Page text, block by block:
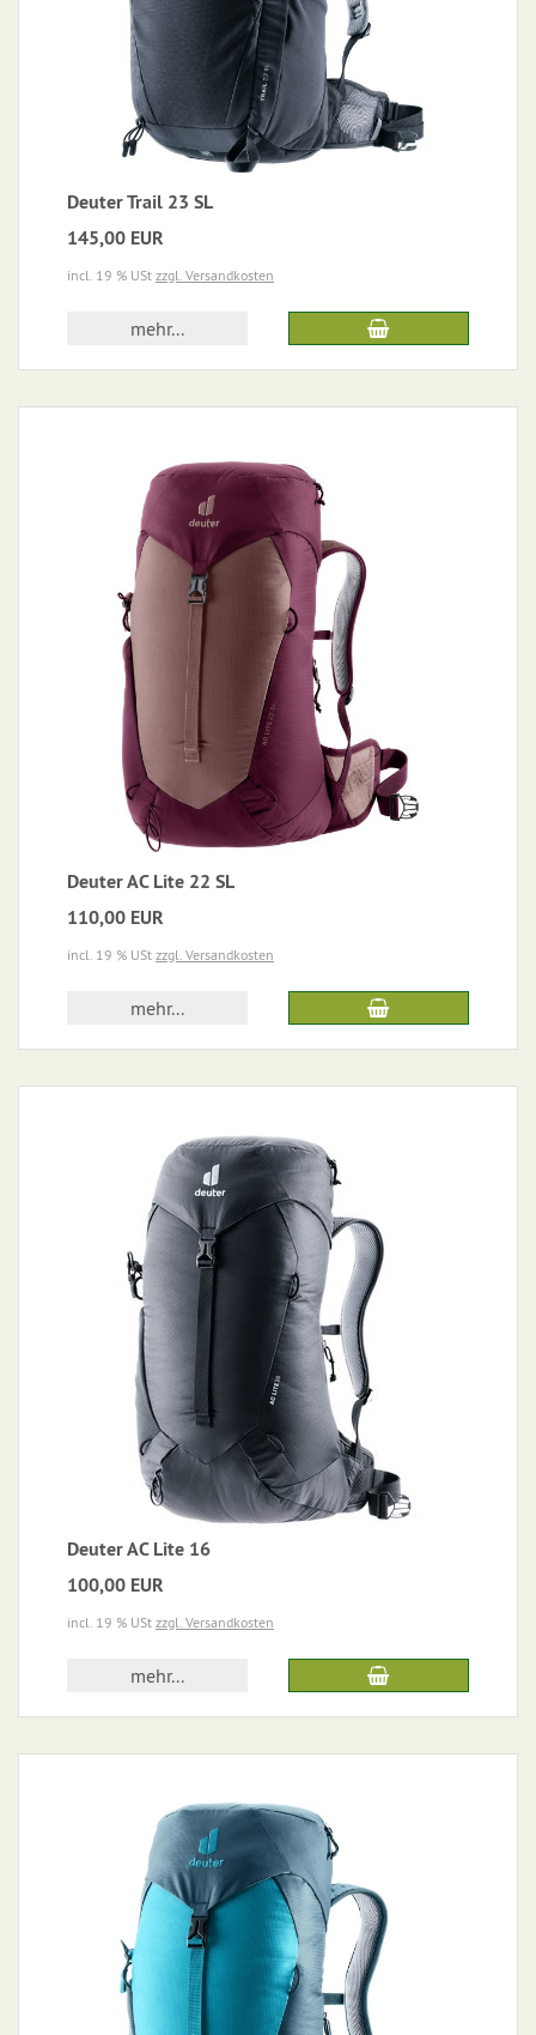
Deuter Trail 23 SL
145,00 EUR
incl. 19 % USt zzgl. Versandkosten
mehr...
Deuter AC Lite 22 SL
110,00 EUR
incl. 19 % USt zzgl. Versandkosten
mehr...
Deuter AC Lite 16
100,00 EUR
incl. 19 % USt zzgl. Versandkosten
mehr...